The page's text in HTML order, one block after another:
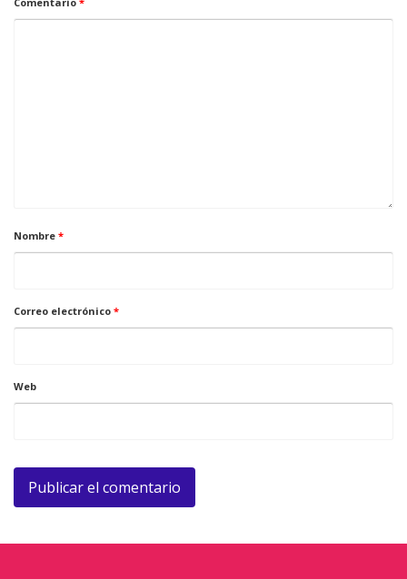
Nombre *
Correo electrónico *
Web